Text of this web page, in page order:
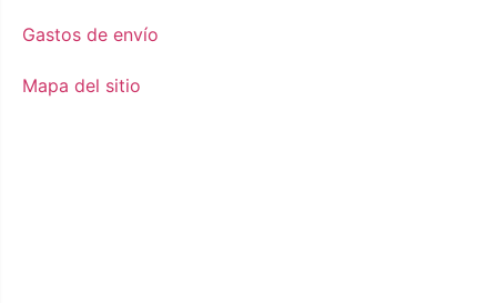
Gastos de envío
Mapa del sitio